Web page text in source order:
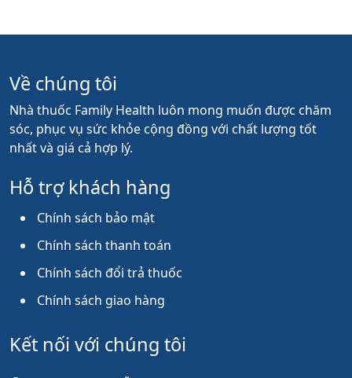
Về chúng tôi
Nhà thuốc Family Health luôn mong muốn được chăm
sóc, phục vụ sức khỏe cộng đồng với chất lượng tốt
nhất và giá cả hợp lý.
Hỗ trợ khách hàng
Chính sách bảo mật
Chính sách thanh toán
Chính sách đổi trả thuốc
Chính sách giao hàng
Kết nối với chúng tôi